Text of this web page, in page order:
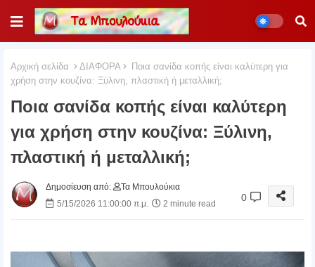
Αρχική σελίδα ΔΙΑΦΟΡΑ
Ποια σανίδα κοπής είναι καλύτερη για
χρήση στην κουζίνα: Ξύλινη, πλαστική ή μεταλλική;
Ποια σανίδα κοπής είναι καλύτερη
για χρήση στην κουζίνα: Ξύλινη,
πλαστική ή μεταλλική;
Δημοσίευση από:
Τα Μπουλούκια
5/15/2026 11:00:00 π.μ.
2 minute read
0